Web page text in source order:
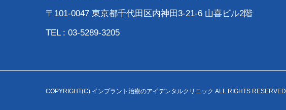
〒101-0047 東京都千代田区内神田3-21-6 山喜ビル2階
TEL : 03-5289-3205
COPYRIGHT(C) インプラント治療のアイデンタルクリニック ALL RIGHTS RESERVED.